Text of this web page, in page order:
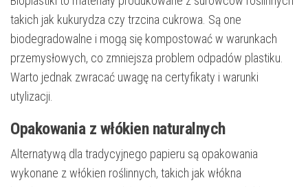
takich jak kukurydza czy trzcina cukrowa. Są one
biodegradowalne i mogą się kompostować w warunkach
przemysłowych, co zmniejsza problem odpadów plastiku.
Warto jednak zwracać uwagę na certyfikaty i warunki
utylizacji.
Opakowania z włókien naturalnych
Alternatywą dla tradycyjnego papieru są opakowania
wykonane z włókien roślinnych, takich jak włókna